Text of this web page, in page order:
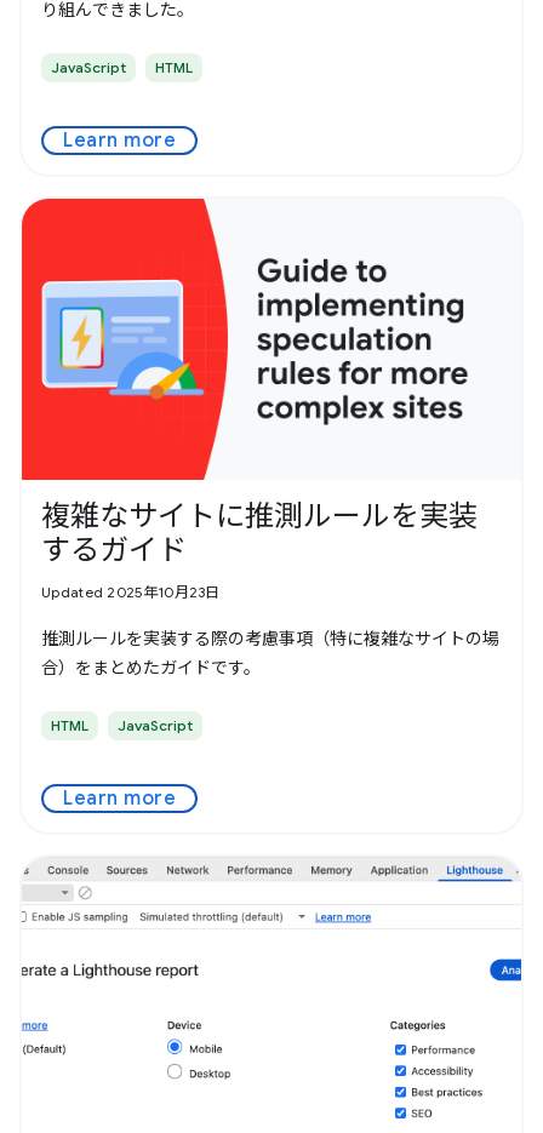
り組んできました。
JavaScript HTML
Learn more
複雑なサイトに推測ルールを実装
するガイド
Updated 2025年10月23日
推測ルールを実装する際の考慮事項（特に複雑なサイトの場
合）をまとめたガイドです。
HTML JavaScript
Learn more